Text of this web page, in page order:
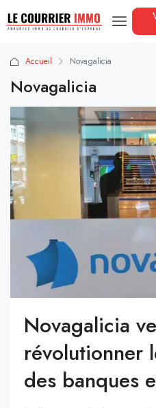
Accueil Novagalicia
Novagalicia
Novagalicia
révolutionner
des banques